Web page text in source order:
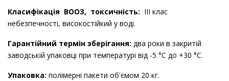
Класифікація ВООЗ, токсичність: IIІ клас
небезпечності, високостійкий у воді.
Гарантійний термін зберігання: два роки в закритій
заводській упаковці при температурі від -5 °С до +30 °С.
Упаковка: полімерні пакети об'ємом 20 кг.